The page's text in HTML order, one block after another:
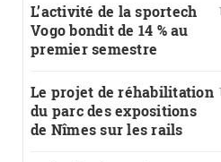
L’activité de la sportech
Vogo bondit de 14 % au
premier semestre
Le projet de réhabilitation
du parc des expositions
de Nîmes sur les rails